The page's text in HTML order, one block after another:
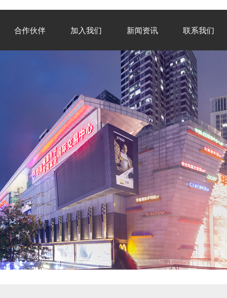
合作伙伴 加入我们 新闻资讯 联系我们